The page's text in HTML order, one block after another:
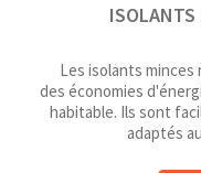
ISOLANTS
Les isolants
des économies
habitable. Ils sont
adaptés